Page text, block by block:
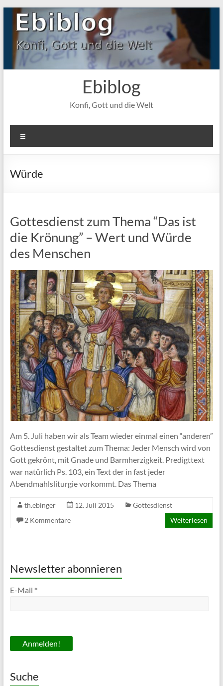
Zum
Inhalt
springen
Ebiblog
Konfi, Gott und die Welt
Würde
Gottesdienst zum Thema “Das ist
die Krönung” – Wert und Würde
des Menschen
Am 5. Juli haben wir als Team wieder einmal einen “anderen”
Gottesdienst gestaltet zum Thema: Jeder Mensch wird von
Gott gekrönt, mit Gnade und Barmherzigkeit. Predigttext
war natürlich Ps. 103, ein Text der in fast jeder
Abendmahlsliturgie vorkommt. Das Thema
th.ebinger 12. Juli 2015
Gottesdienst
2 Kommentare
Weiterlesen
Newsletter abonnieren
E-Mail *
Suche